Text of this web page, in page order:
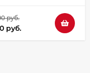
руб.
руб.